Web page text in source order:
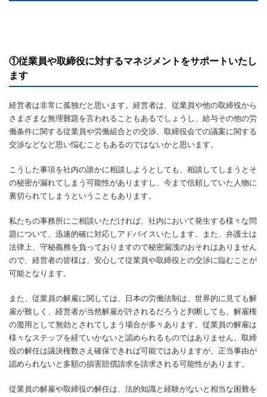
①従業員や取締役に対するマネジメントをサポートいたし
ます
経営者は非常に孤独だと思います。経営者は、従業員や他の取締役から
さまざまな無理難題を言われることもあるでしょうし、給与その他の労
働条件に関する従業員や労働組合との交渉、取締役会での議案に関する
交渉などなど思い悩むこともあるのではないかと思います。
こうした事項を社内の誰かに相談しようとしても、相談してしまうとそ
の秘密が漏れてしまう可能性がありますし、今まで信頼していた人物に
裏切られてしまうということもあります。
私たちの事務所にご相談いただければ、社内において発生する様々な問
題について、迅速的確に対応しアドバイスいたします。また、弁護士は
法律上、守秘義務を負っておりますので秘密漏洩のおそれはありません
ので、経営者の皆様は、安心して従業員や取締役との交渉に臨むことが
可能となります。
また、従業員の解雇に関しては、日本の労働法制は、世界的に見ても解
雇が難しく、経営者が当然解雇が許されるだろうと判断しても、解雇権
の濫用として無効とされてしまう場合が多々あります。従業員の解雇は
様々なステップを経ていかないと認められるものではありません。取締
役の解任は議決権数さえ確保できれば可能ではありますが、正当事由が
認められないと多額の損害賠償請求を請求される可能性があります。
従業員の解雇や取締役の解任は、法的知識と経験がないと相当な困難を